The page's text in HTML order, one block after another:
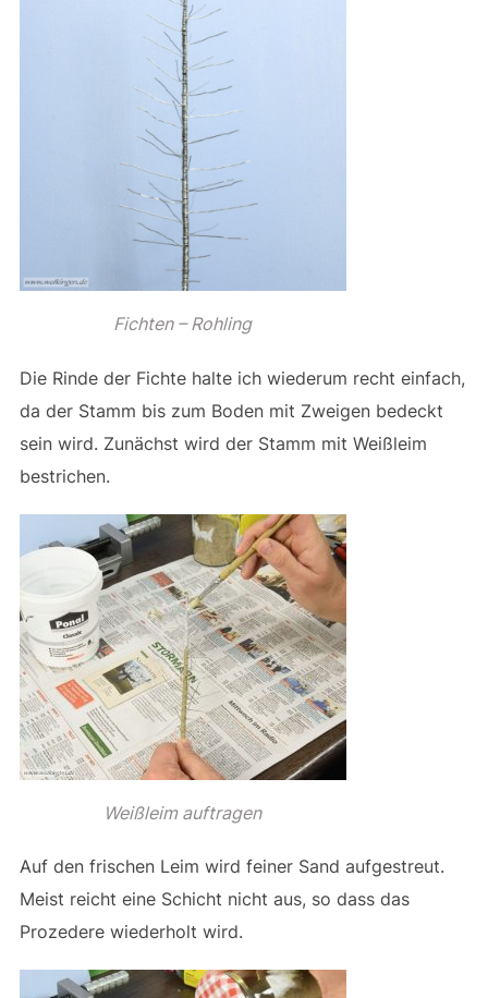
Fichten – Rohling
Die Rinde der Fichte halte ich wiederum recht einfach,
da der Stamm bis zum Boden mit Zweigen bedeckt
sein wird. Zunächst wird der Stamm mit Weißleim
bestrichen.
Weißleim auftragen
Auf den frischen Leim wird feiner Sand aufgestreut.
Meist reicht eine Schicht nicht aus, so dass das
Prozedere wiederholt wird.